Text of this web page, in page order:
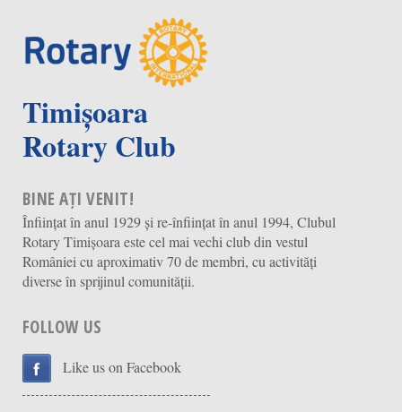
Timișoara
Rotary Club
BINE AȚI VENIT!
Înființat în anul 1929 și re-înființat în anul 1994, Clubul
Rotary Timișoara este cel mai vechi club din vestul
României cu aproximativ 70 de membri, cu activități
diverse în sprijinul comunității.
FOLLOW US
Like us on Facebook